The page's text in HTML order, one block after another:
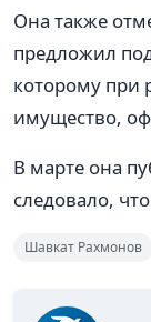
Она также
предложил
которому при
имущество,
В марте она
следовало,
Шавкат Рахмонов